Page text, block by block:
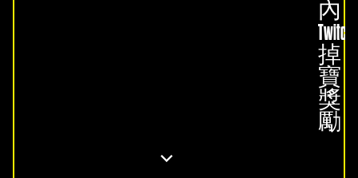
內
Twitch
掉
寶
獎
勵